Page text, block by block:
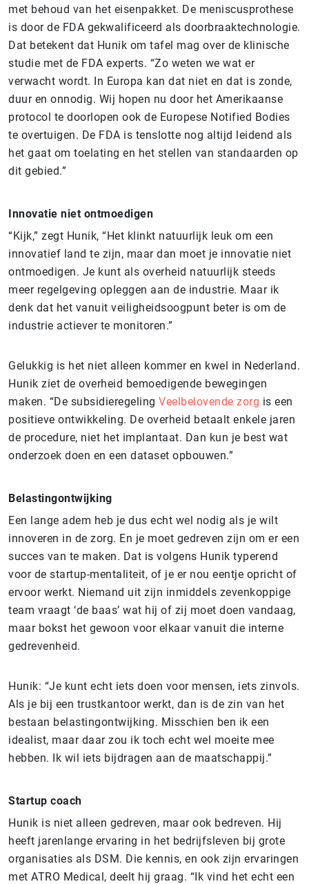
met behoud van het eisenpakket. De meniscusprothese
is door de FDA gekwalificeerd als doorbraaktechnologie.
Dat betekent dat Hunik om tafel mag over de klinische
studie met de FDA experts. “Zo weten we wat er
verwacht wordt. In Europa kan dat niet en dat is zonde,
duur en onnodig. Wij hopen nu door het Amerikaanse
protocol te doorlopen ook de Europese Notified Bodies
te overtuigen. De FDA is tenslotte nog altijd leidend als
het gaat om toelating en het stellen van standaarden op
dit gebied.”
Innovatie niet ontmoedigen
“Kijk,” zegt Hunik, “Het klinkt natuurlijk leuk om een
innovatief land te zijn, maar dan moet je innovatie niet
ontmoedigen. Je kunt als overheid natuurlijk steeds
meer regelgeving opleggen aan de industrie. Maar ik
denk dat het vanuit veiligheidsoogpunt beter is om de
industrie actiever te monitoren.”
Gelukkig is het niet alleen kommer en kwel in Nederland.
Hunik ziet de overheid bemoedigende bewegingen
maken. “De subsidieregeling Veelbelovende zorg is een
positieve ontwikkeling. De overheid betaalt enkele jaren
de procedure, niet het implantaat. Dan kun je best wat
onderzoek doen en een dataset opbouwen.”
Belastingontwijking
Een lange adem heb je dus echt wel nodig als je wilt
innoveren in de zorg. En je moet gedreven zijn om er een
succes van te maken. Dat is volgens Hunik typerend
voor de startup-mentaliteit, of je er nou eentje opricht of
ervoor werkt. Niemand uit zijn inmiddels zevenkoppige
team vraagt ‘de baas’ wat hij of zij moet doen vandaag,
maar bokst het gewoon voor elkaar vanuit die interne
gedrevenheid.
Hunik: “Je kunt echt iets doen voor mensen, iets zinvols.
Als je bij een trustkantoor werkt, dan is de zin van het
bestaan belastingontwijking. Misschien ben ik een
idealist, maar daar zou ik toch echt wel moeite mee
hebben. Ik wil iets bijdragen aan de maatschappij.”
Startup coach
Hunik is niet alleen gedreven, maar ook bedreven. Hij
heeft jarenlange ervaring in het bedrijfsleven bij grote
organisaties als DSM. Die kennis, en ook zijn ervaringen
met ATRO Medical, deelt hij graag. “Ik vind het echt een